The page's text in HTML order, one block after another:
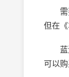
需要
但在
蓝河
可以